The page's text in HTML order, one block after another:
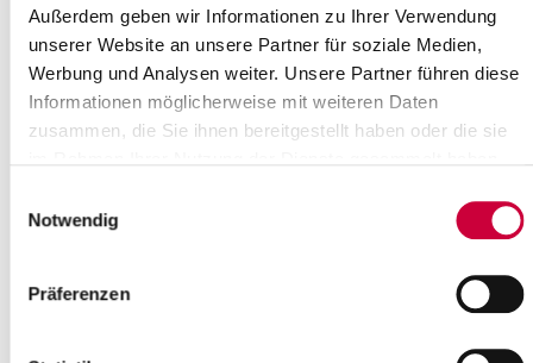
Außerdem geben wir Informationen zu Ihrer Verwendung
unserer Website an unsere Partner für soziale Medien,
Werbung und Analysen weiter. Unsere Partner führen diese
Informationen möglicherweise mit weiteren Daten
zusammen, die Sie ihnen bereitgestellt haben oder die sie
Notwendig
Präferenzen
Binnendünen Nordoe
9 Breitenburger Moor
Für nähere Einzelheiten zu den einzelnen Naturschutzgebieten
(Verordnungstexte, Erläuterungen, Bilder) klicken Sie bitte auf die